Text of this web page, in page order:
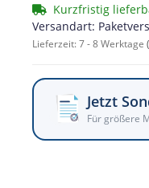
Kurzfristig
Versandart:
Lieferzeit:7 - 8 Werktage
Jetzt
Für größere